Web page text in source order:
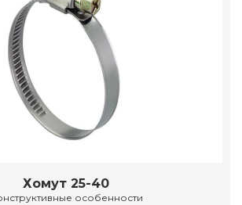
Хомут 25-40
особенности